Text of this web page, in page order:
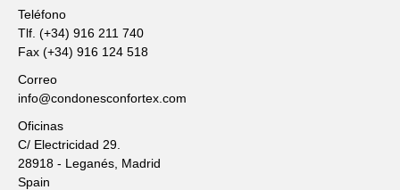
Teléfono
Tlf. (+34) 916 211 740
Fax (+34) 916 124 518
Correo
info@condonesconfortex.com
Oficinas
C/ Electricidad 29.
28918 - Leganés, Madrid
Spain